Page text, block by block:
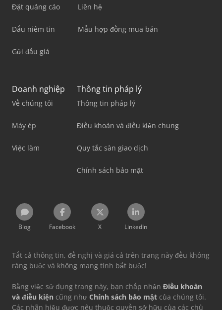
Đặt quảng cáo
Dấu niêm tin
Gửi đấu giá
Liên hệ
Mẫu hợp đồng mua bán
Doanh nghiệp
Về chúng tôi
Máy ép
Việc làm
Thông tin pháp lý
Thông tin pháp lý
Điều khoản và điều kiện chung
Quy tắc sàn giao dịch
Chính sách bảo mật
Blog Facebook X LinkedIn
Tất cả thông tin, đề nghị và giá cả trên trang này đều không
ràng buộc và không mang tính bắt buộc!
Bằng việc sử dụng trang này, bạn chấp nhận Điều khoản
và điều kiện cũng như Chính sách bảo mật của chúng tôi.
Các nhãn hiệu được nêu thuộc quyền sở hữu của các chủ